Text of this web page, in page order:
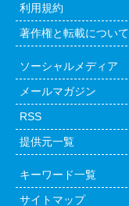
利用規約
著作権と転載について
ソーシャルメディア
メールマガジン
RSS
提供元一覧
キーワード一覧
サイトマップ